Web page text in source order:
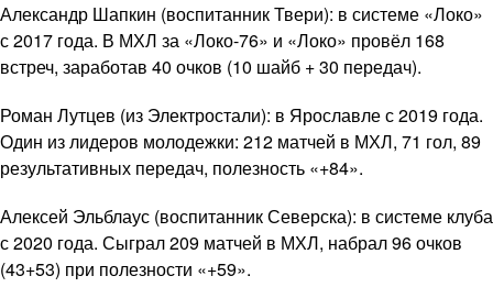
Александр Шапкин (воспитанник Твери): в системе «Локо»
с 2017 года. В МХЛ за «Локо-76» и «Локо» провёл 168
встреч, заработав 40 очков (10 шайб + 30 передач).
Роман Лутцев (из Электростали): в Ярославле с 2019 года.
Один из лидеров молодежки: 212 матчей в МХЛ, 71 гол, 89
результативных передач, полезность «+84».
Алексей Эльблаус (воспитанник Северска): в системе клуба
с 2020 года. Сыграл 209 матчей в МХЛ, набрал 96 очков
(43+53) при полезности «+59».